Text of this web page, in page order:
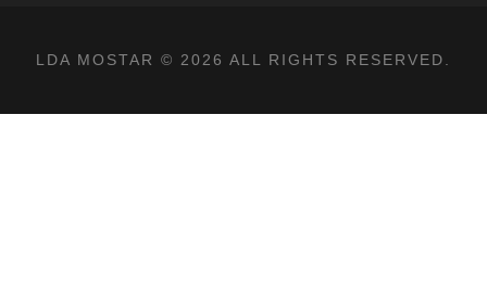
LDA MOSTAR © 2026 ALL RIGHTS RESERVED.